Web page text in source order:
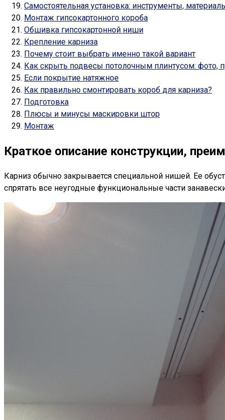
Самостоятельная установка: инструменты,
Монтаж гипсокартонного короба
Обшивка гипсокартонной ниши
Крепление карниза
Почему стоит выбрать именно такой вариант
Как скрыть подвесы потолочным плинтусом: фото,
Если покрытие натяжное
Как правильно смонтировать короб для карниза?
Подготовка
Плюсы и минусы маскировки штор
Монтаж
Краткое описание конструкции,
Карниз обычно закрывается специальной нишей. Ее
спрятать все неугодные функциональные части